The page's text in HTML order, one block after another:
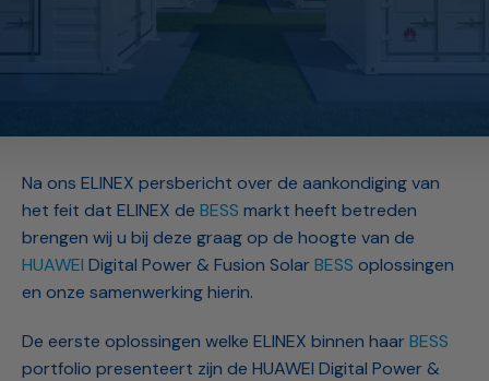
Na ons ELINEX persbericht over de aankondiging van
het feit dat ELINEX de BESS markt heeft betreden
brengen wij u bij deze graag op de hoogte van de
HUAWEI Digital Power & Fusion SolarBESS oplossingen
en onze samenwerking hierin.
De eerste oplossingen welke ELINEX binnen haarBESS
portfolio presenteert zijn de HUAWEI Digital Power &